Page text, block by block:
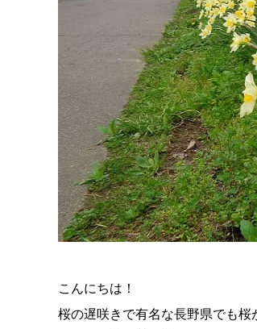
こんにちは！
桜の遅咲きで有名な長野県でも桜